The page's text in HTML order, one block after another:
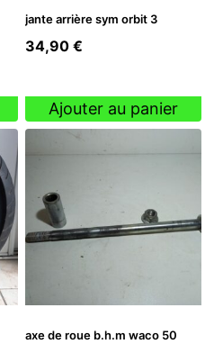
jante arrière sym orbit 3
34,90 €
Ajouter au panier
axe de roue b.h.m waco 50